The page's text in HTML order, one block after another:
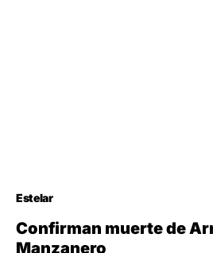
Estelar
Confirman muerte de
Manzanero